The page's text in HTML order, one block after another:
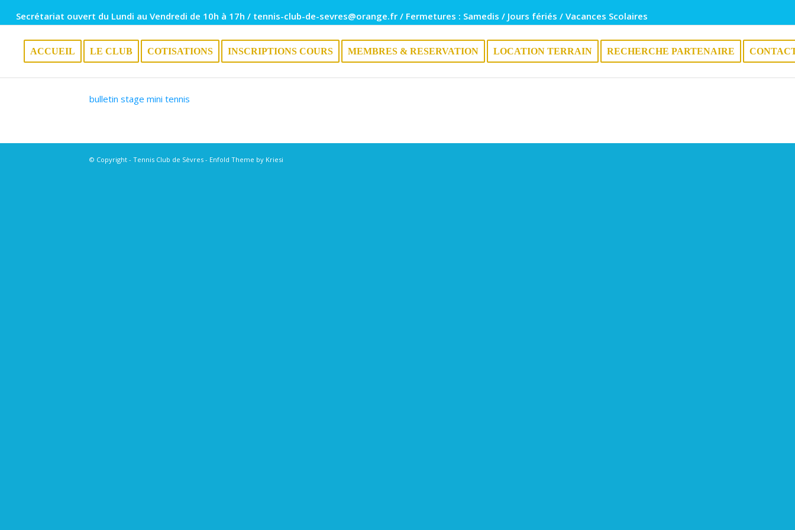
Secrétariat ouvert du Lundi au Vendredi de 10h à 17h / tennis-club-de-sevres@orange.fr / Fermetures : Samedis / Jours fériés / Vacances Scolaires
ACCUEIL LE CLUB COTISATIONS INSCRIPTIONS COURS MEMBRES & RESERVATION LOCATION TERRAIN RECHERCHE PARTENAIRE
bulletin stage mini tennis
© Copyright - Tennis Club de Sèvres - Enfold Theme by Kriesi